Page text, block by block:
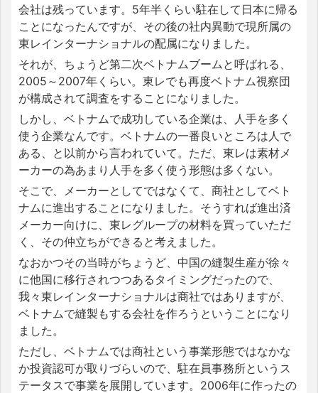
会社は残っています。5年半くらい駐在して日本に帰る
ことになったんですが、その後の社内異動で現所属の
東レインターナショナルの配属になりました。
それが、ちょうど第二次ベトナムブームと呼ばれる、
2005～2007年くらい。東レでも再度ベトナム視察団
が構成されて調査をすることになりました。
しかし、ベトナムで成功している企業は、人手を多く
使う企業なんです。ベトナムの一番良いところは人で
ある、と以前から言われていて。ただ、東レは素材メ
ーカーの為あまり人手を多く使う形態は多くない。
そこで、メーカーとしてではなくて、商社としてベト
ナムに進出することになりました。そうすれば進出済
メーカー向けに、東レグループの材料を買っていただ
く、その仲立ちができると考えました。
なおかつその当時がちょうど、中国の縫製生産が徐々
に他国に移行されつつあるタイミングだったので、
我々東レインターナショナルは商社ではありますが、
ベトナムで縫製もする会社を作ろうということになり
ました。
ただし、ベトナムでは商社という事業形態ではなかな
か投資認可が取りづらいので、駐在員事務所というス
テータスで事業を展開しています。2006年に作ったの